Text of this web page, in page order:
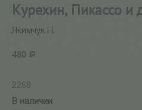
Курехин, Пикассо и
Якимчук Н.
480 Р
2268
В наличии